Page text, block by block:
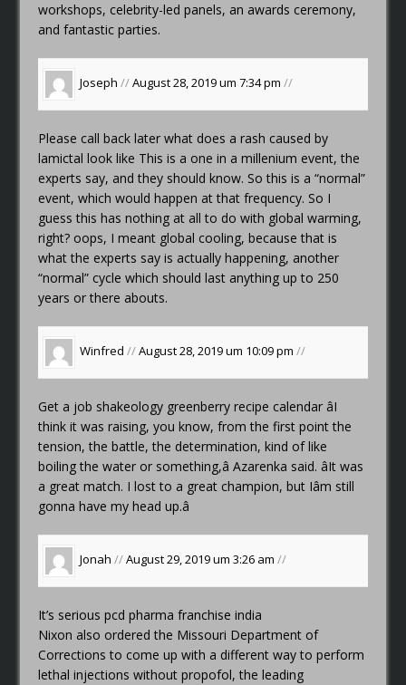
workshops, celebrity-led panels, an awards ceremony,
and fantastic parties.
Joseph //August 28, 2019 um 7:34 pm//
Please call back laterwhat does a rash caused by
lamictal look like This is a one in a millenium event, the
experts say, and they should know. So this is a “normal”
event, which would happen at that frequency. So I
guess this has nothing at all to do with global warming,
right? oops, I meant global cooling, because that is
what the experts say is actually happening, another
“normal” cycle which should last anything up to 250
years or there abouts.
Winfred //August 28, 2019 um 10:09 pm//
Get a job shakeology greenberry recipe calendar âI
think it was raising, you know, from the first point the
tension, the battle, the determination, kind of like
boiling the water or something,â Azarenka said. âIt was
a great match. I lost to a great champion, but Iâm still
gonna have my head up.â
Jonah //August 29, 2019 um 3:26 am//
It’s seriouspcd pharma franchise india
Nixon also ordered the Missouri Department of
Corrections to come up with a different way to perform
lethal injections without propofol, the leading